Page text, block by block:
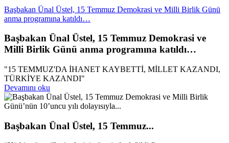
Başbakan Ünal Üstel, 15 Temmuz Demokrasi ve Milli Birlik Günü
anma programına katıldı…
Başbakan Ünal Üstel, 15 Temmuz Demokrasi ve
Milli Birlik Günü anma programına katıldı…
"15 TEMMUZ'DA İHANET KAYBETTİ, MİLLET KAZANDI,
TÜRKİYE KAZANDI"
Devamını oku
Başbakan Ünal Üstel, 15 Temmuz...